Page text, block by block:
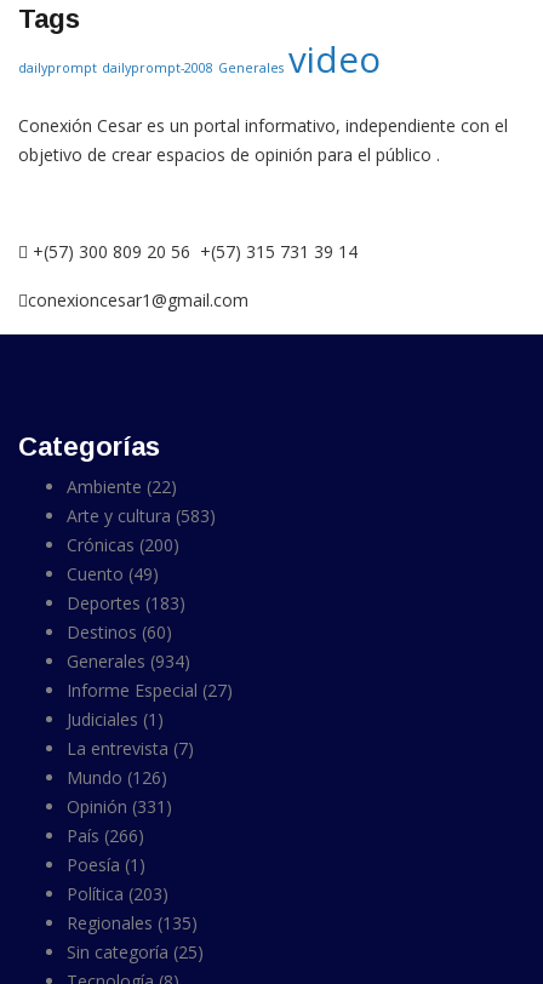
Tags
dailyprompt dailyprompt-2008 Generales video
Conexión Cesar es un portal informativo, independiente con el
objetivo de crear espacios de opinión para el público .
+(57) 300 809 20 56 +(57) 315 731 39 14
conexioncesar1@gmail.com
Categorías
Ambiente (22)
Arte y cultura (583)
Crónicas (200)
Cuento (49)
Deportes (183)
Destinos (60)
Generales (934)
Informe Especial (27)
Judiciales (1)
La entrevista (7)
Mundo (126)
Opinión (331)
País (266)
Poesía (1)
Política (203)
Regionales (135)
Sin categoría (25)